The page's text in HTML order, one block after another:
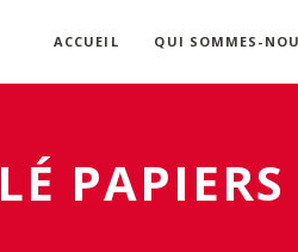
ACCUEIL QUI SOMMES-
LÉ